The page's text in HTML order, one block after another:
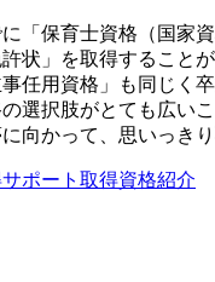
「保育士資格（国家
状」を取得すること
任用資格」も同じく
選択肢がとても広い
向かって、思いっきり
ポート 取得資格紹介